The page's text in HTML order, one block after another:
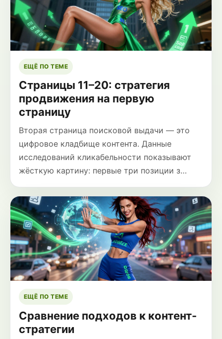
ЕЩЁ ПО ТЕМЕ
Страницы 11–20: стратегия
продвижения на первую
страницу
Вторая страница поисковой выдачи — это
цифровое кладбище контента. Данные
исследований кликабельности показывают
жёсткую картину: первые три позиции з…
ЕЩЁ ПО ТЕМЕ
Сравнение подходов к контент-
стратегии